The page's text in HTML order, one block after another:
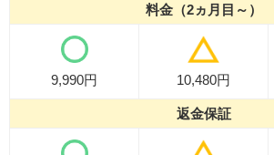
料金（2ヵ月目～）
9,990円 10,480円
返金保証